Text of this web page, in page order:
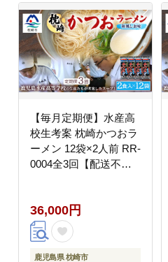
【毎月定期便】水産高
校生考案 枕崎かつおラ
ーメン 12袋×2人前 RR-
0004全3回【配送不可
36,000円
鹿児島県 枕崎市